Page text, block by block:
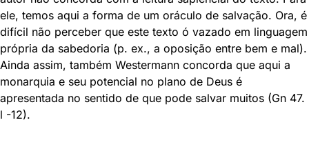
ele, temos aqui a forma de um oráculo de salvação. Ora, é
difícil não perceber que este texto ó vazado em linguagem
própria da sabedoria (p. ex., a oposição entre bem e mal).
Ainda assim, também Westermann concorda que aqui a
monarquia e seu potencial no plano de Deus é
apresentada no sentido de que pode salvar muitos (Gn 47.
l -12).